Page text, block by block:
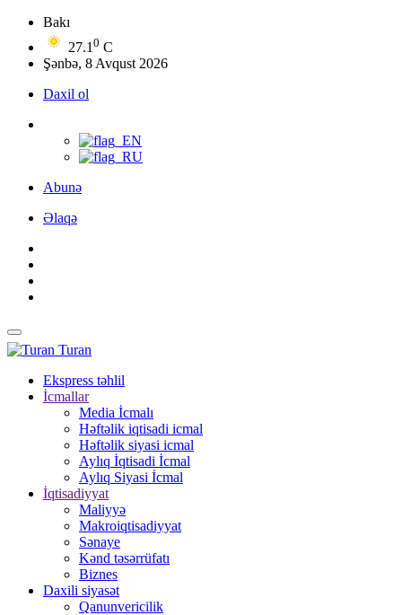
Bakı
27.1 0 C
Şənbə, 8 Avqust 2026
Daxil ol
Abunə
Əlaqə
Turan
Ekspress təhlil
İcmallar
Media İcmalı
Həftəlik iqtisadi icmal
Həftəlik siyasi icmal
Aylıq İqtisadi İcmal
Aylıq Siyasi İcmal
İqtisadiyyat
Maliyyə
Makroiqtisadiyyat
Sənaye
Kənd təsərrüfatı
Biznes
Daxili siyasət
Qanunvericilik